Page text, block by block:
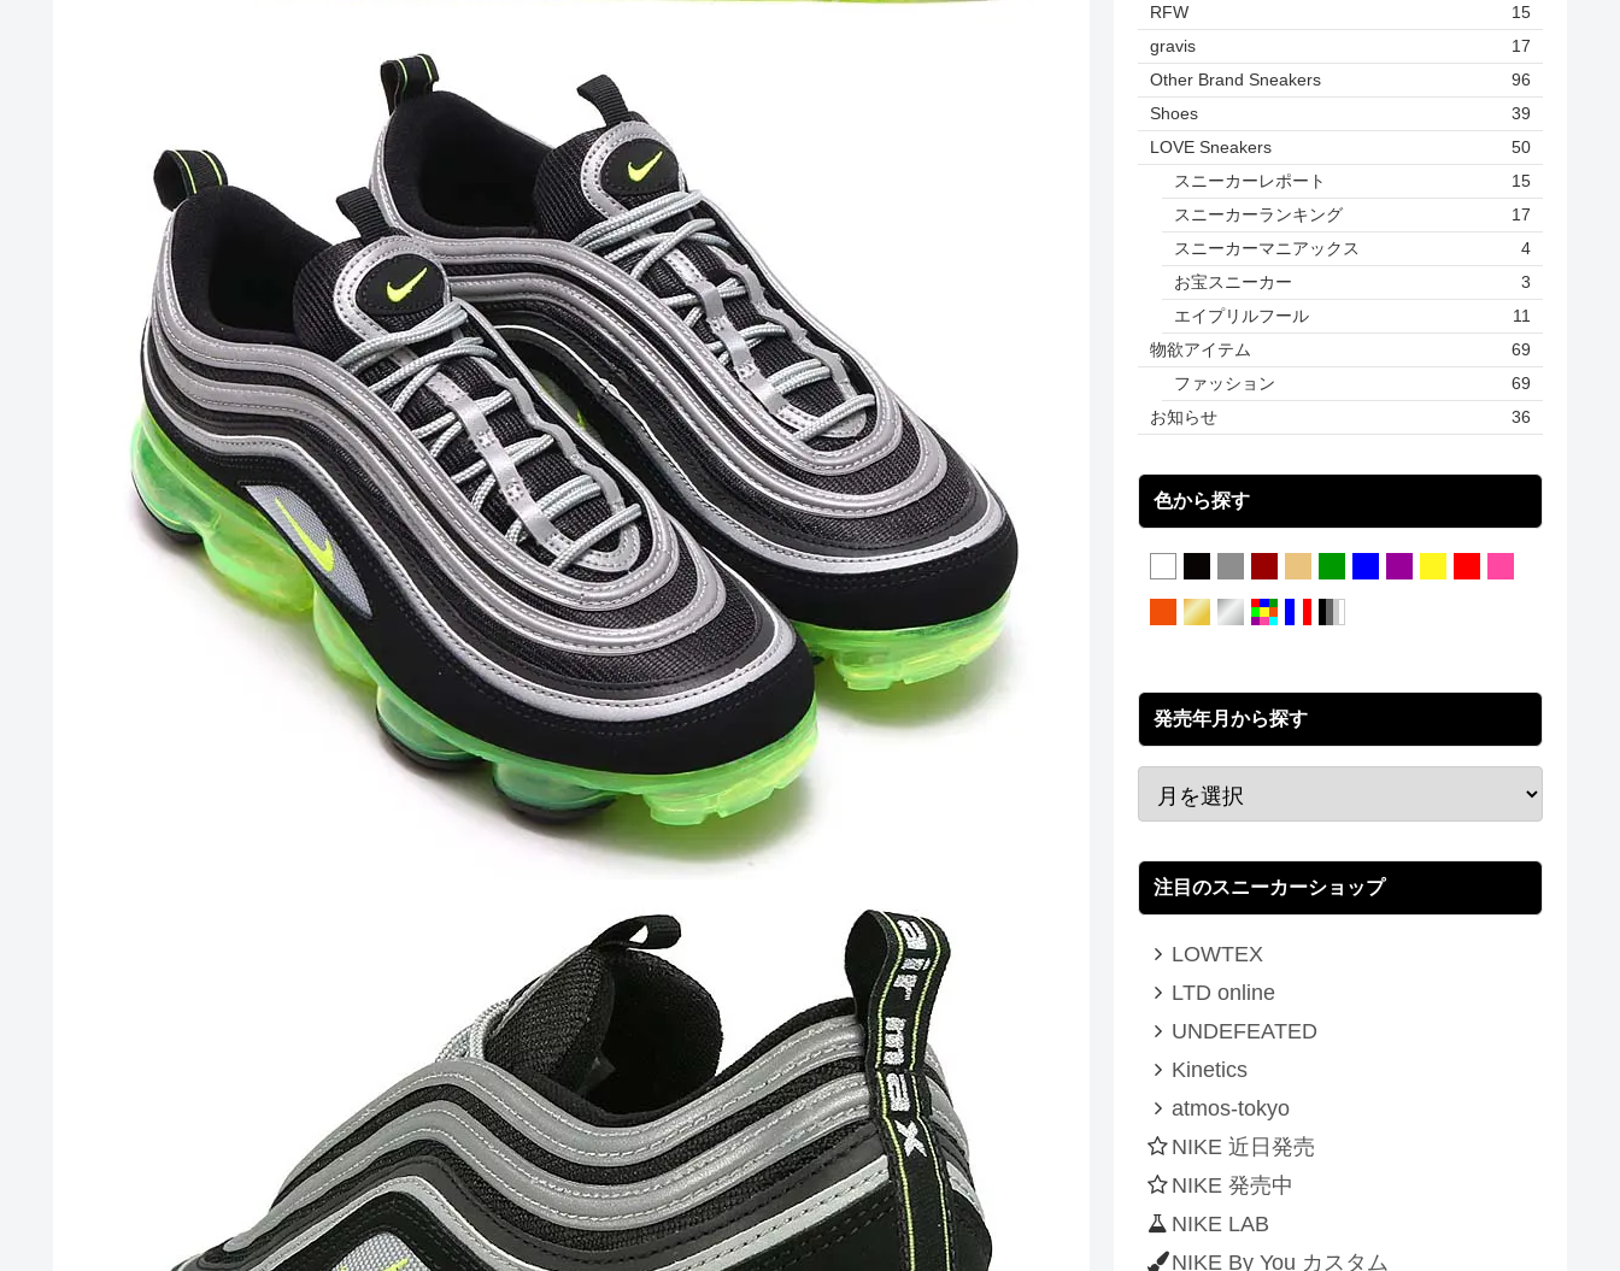
RFW
15
gravis
17
Other Brand Sneakers
96
Shoes
39
LOVE Sneakers
50
スニーカーレポート
15
スニーカーランキング
17
スニーカーマニアックス
4
お宝スニーカー
3
エイプリルフール
11
物欲アイテム
69
ファッション
69
お知らせ
36
色から探す
発売年月から探す
注目のスニーカーショップ
LOWTEX
LTD online
UNDEFEATED
Kinetics
atmos-tokyo
NIKE 近日発売
NIKE 発売中
NIKE LAB
NIKE By You カスタム